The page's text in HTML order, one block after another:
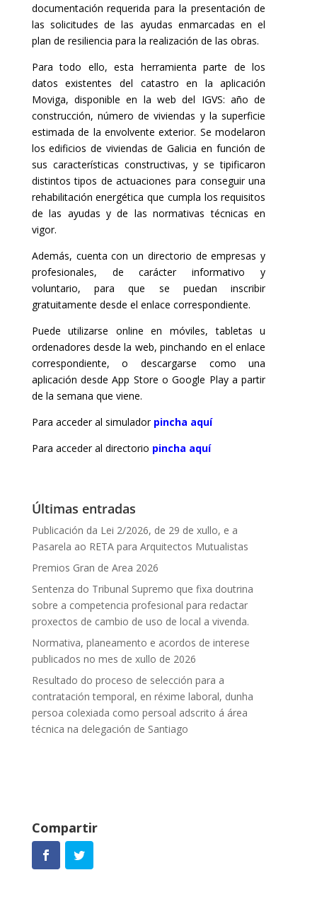
documentación requerida para la presentación de
las solicitudes de las ayudas enmarcadas en el
plan de resiliencia para la realización de las obras.
Para todo ello, esta herramienta parte de los
datos existentes del catastroen la aplicación
Moviga, disponible en la web del IGVS: año de
construcción, número de viviendas y la superficie
estimada de la envolvente exterior. Se modelaron
los edificios de viviendas de Galicia en función de
sus características constructivas, y se tipificaron
distintos tipos de actuaciones para conseguir una
rehabilitación energética que cumpla los requisitos
de las ayudas y de las normativas técnicas en
vigor.
Además, cuenta con un directorio de empresas y
profesionales, de carácter informativo y
voluntario, para que se puedan inscribir
gratuitamente desde el enlace correspondiente.
Puede utilizarse online en móviles, tabletas u
ordenadores desde la web, pinchando en el enlace
correspondiente, o descargarse como una
aplicación desde App Store o Google Play a partir
de la semana que viene.
Para acceder al simulador pincha aquí
Para acceder al directorio pincha aquí
Últimas entradas
Publicación da Lei 2/2026, de 29 de xullo, e a
Pasarela ao RETA para Arquitectos Mutualistas
Premios Gran de Area 2026
Sentenza do Tribunal Supremo que fixa doutrina
sobre a competencia profesional para redactar
proxectos de cambio de uso de local a vivenda.
Normativa, planeamento e acordos de interese
publicados no mes de xullo de 2026
Resultado do proceso de selección para a
contratación temporal, en réxime laboral, dunha
persoa colexiada como persoal adscrito á área
técnica na delegación de Santiago
Compartir